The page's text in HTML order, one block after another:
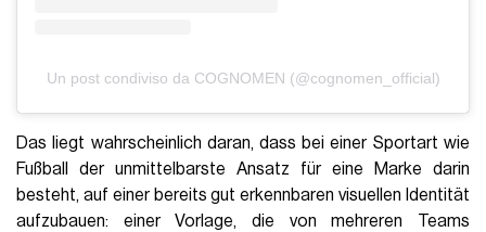
Un post condiviso da COGNOMEN (@cognomen_official)
Das liegt wahrscheinlich daran, dass bei einer Sportart wie
Fußball der unmittelbarste Ansatz für eine Marke darin
besteht, auf einer bereits gut erkennbaren visuellen Identität
aufzubauen: einer Vorlage, die von mehreren Teams